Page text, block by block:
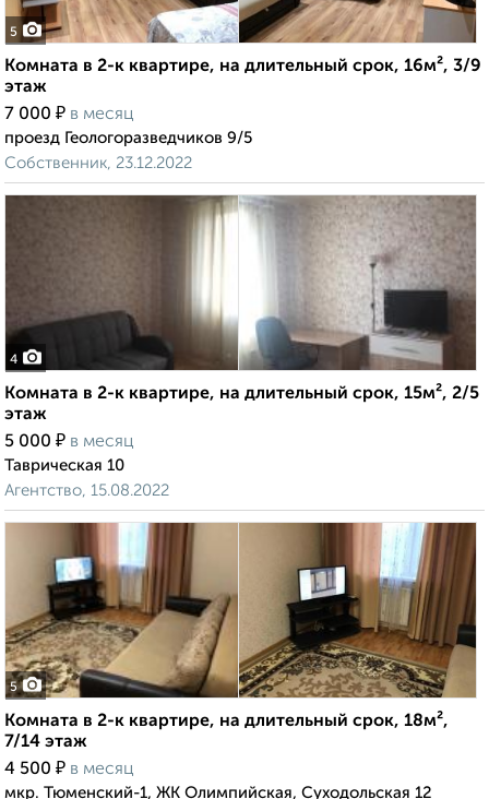
5
Комната в 2-к квартире, на длительный срок, 16м², 3/9
этаж
7 000 ₽ в месяц
проезд Геологоразведчиков 9/5
Собственник, 23.12.2022
4
Комната в 2-к квартире, на длительный срок, 15м², 2/5
этаж
5 000 ₽ в месяц
Таврическая 10
Агентство, 15.08.2022
5
Комната в 2-к квартире, на длительный срок, 18м²,
7/14 этаж
4 500 ₽ в месяц
мкр. Тюменский-1, ЖК Олимпийская, Суходольская 12